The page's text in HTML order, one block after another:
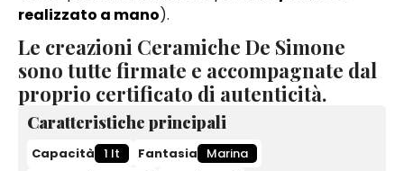
realizzato a mano).
Le creazioni Ceramiche De Simone
sono tutte firmate e accompagnate dal
proprio certificato di autenticità.
Caratteristiche principali
Capacità 1 lt Fantasia
Marina